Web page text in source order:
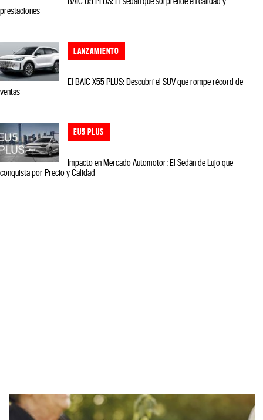
prestaciones
LANZAMIENTO
El BAIC X55 PLUS: Descubrí el SUV que rompe récord de
ventas
EU5 PLUS
Impacto en Mercado Automotor: El Sedán de Lujo que
conquista por Precio y Calidad